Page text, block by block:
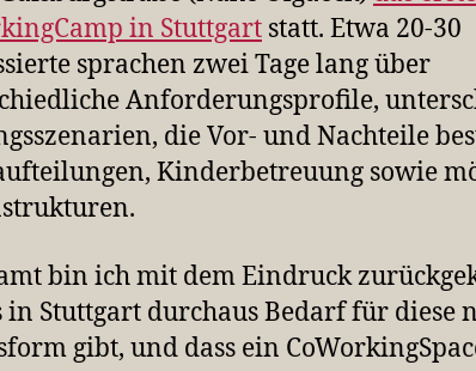
in Stuttgart statt. Etwa 20-30
sprachen zwei Tage lang über
Anforderungsprofile,
die Vor- und Nachteile
Kinderbetreuung sowie
bin ich mit dem Eindruck
in Stuttgart durchaus Bedarf für diese
gibt, und dass ein